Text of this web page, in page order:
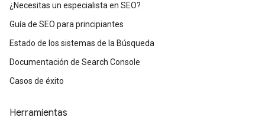
¿Necesitas un especialista en SEO?
Guía de SEO para principiantes
Estado de los sistemas de la Búsqueda
Documentación de Search Console
Casos de éxito
Herramientas